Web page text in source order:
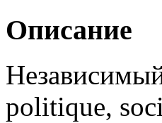
Описание
politique,